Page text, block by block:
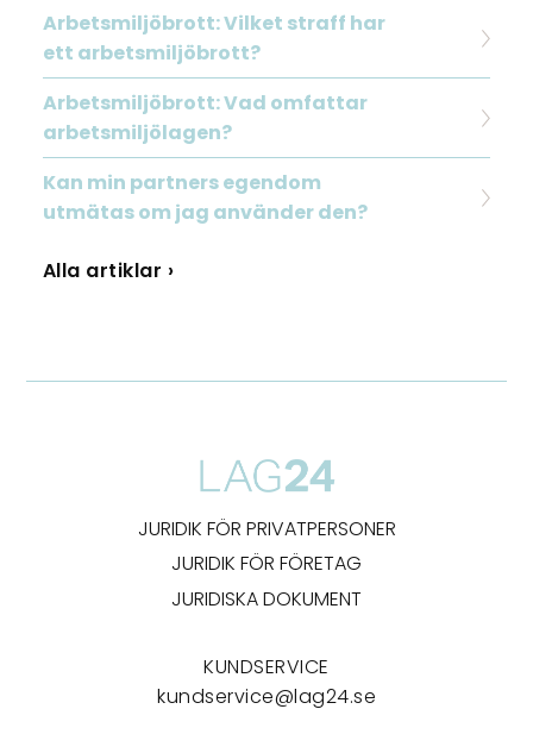
Arbetsmiljöbrott: Vilket straff har
ett arbetsmiljöbrott?
Arbetsmiljöbrott: Vad omfattar
arbetsmiljölagen?
Kan min partners egendom
utmätas om jag använder den?
Alla artiklar ›
JURIDIK FÖR PRIVATPERSONER
JURIDIK FÖR FÖRETAG
JURIDISKA DOKUMENT
KUNDSERVICE
kundservice@lag24.se